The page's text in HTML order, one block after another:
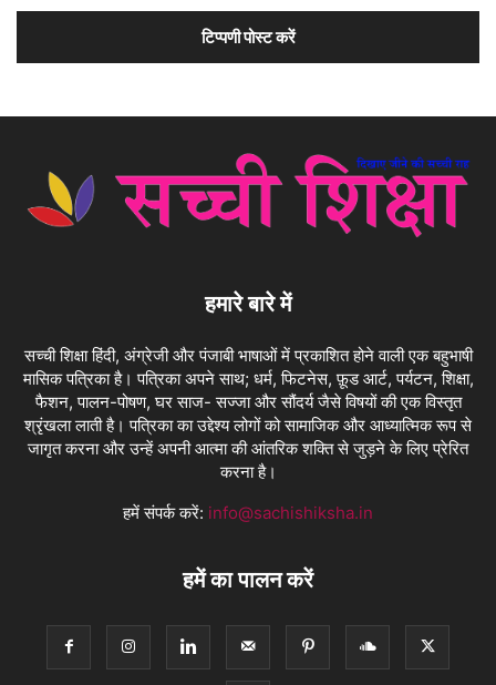
हमारे बारे में
सच्ची शिक्षा हिंदी, अंग्रेजी और पंजाबी भाषाओं में प्रकाशित होने वाली एक बहुभाषी
मासिक पत्रिका है। पत्रिका अपने साथ; धर्म, फिटनेस, फ़ूड आर्ट, पर्यटन, शिक्षा,
फैशन, पालन-पोषण, घर साज- सज्जा और सौंदर्य जैसे विषयों की एक विस्तृत
श्रृंखला लाती है। पत्रिका का उद्देश्य लोगों को सामाजिक और आध्यात्मिक रूप से
जागृत करना और उन्हें अपनी आत्मा की आंतरिक शक्ति से जुड़ने के लिए प्रेरित
करना है।
हमें संपर्क करें: info@sachishiksha.in
हमें का पालन करें